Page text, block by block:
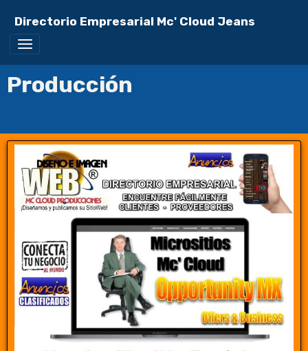
Directorio Empresarial Mc' Cloud Jeans
Producción